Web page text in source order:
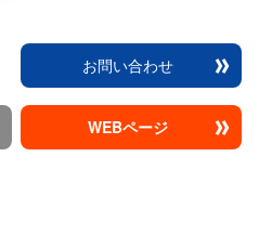
お問い合わせ
WEBページ